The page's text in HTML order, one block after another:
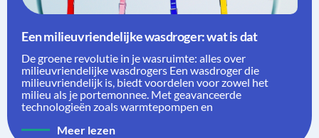
Een milieuvriendelijke wasdroger: wat is dat
De groene revolutie in je wasruimte: alles over
milieuvriendelijke wasdrogers Een wasdroger die
milieuvriendelijk is, biedt voordelen voor zowel het
milieu als je portemonnee. Met geavanceerde
technologieën zoals warmtepompen en
Meer lezen